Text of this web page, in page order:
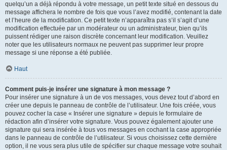
quelqu’un a déjà répondu à votre message, un petit texte situé en dessous du
message affichera le nombre de fois que vous l’avez modifié, contenant la date
et l’heure de la modification. Ce petit texte n’apparaîtra pas s’il s’agit d’une
modification effectuée par un modérateur ou un administrateur, bien qu’ils
puissent rédiger une raison discrète concernant leur modification. Veuillez
noter que les utilisateurs normaux ne peuvent pas supprimer leur propre
message si une réponse a été publiée.
Haut
Comment puis-je insérer une signature à mon message ?
Pour insérer une signature à un de vos messages, vous devez tout d’abord en
créer une depuis le panneau de contrôle de l’utilisateur. Une fois créée, vous
pouvez cocher la case « Insérer une signature » depuis le formulaire de
rédaction afin d’insérer votre signature. Vous pouvez également ajouter une
signature qui sera insérée à tous vos messages en cochant la case appropriée
dans le panneau de contrôle de l’utilisateur. Si vous choisissez cette dernière
option, il ne vous sera plus utile de spécifier sur chaque message votre souhait